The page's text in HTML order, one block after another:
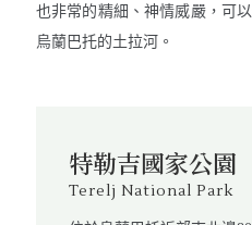
也非常的精細、神情威嚴，可
烏蘭巴托的土拉河。